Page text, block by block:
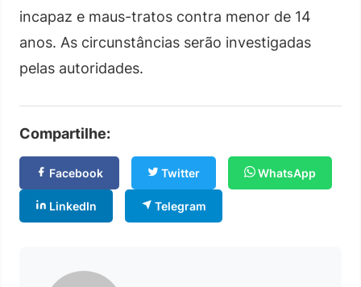
incapaz e maus-tratos contra menor de 14
anos. As circunstâncias serão investigadas
pelas autoridades.
Compartilhe:
Facebook Twitter WhatsApp
LinkedIn Telegram